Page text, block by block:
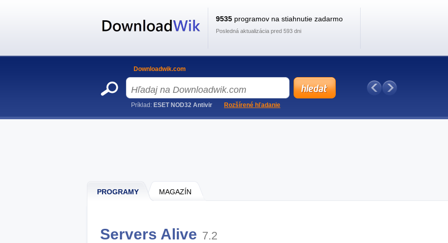
PROGRAMY MAGAZÍN
Servers Alive 7.2
9535 programov na stiahnutie zadarmo
Posledná aktualizácia pred 593 dni
Downloadwik.com
Príklad: ESET NOD32 Antivir Rozšírené hľadanie